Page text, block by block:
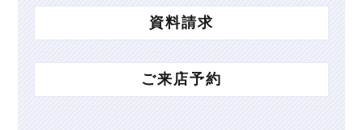
資料請求
ご来店予約